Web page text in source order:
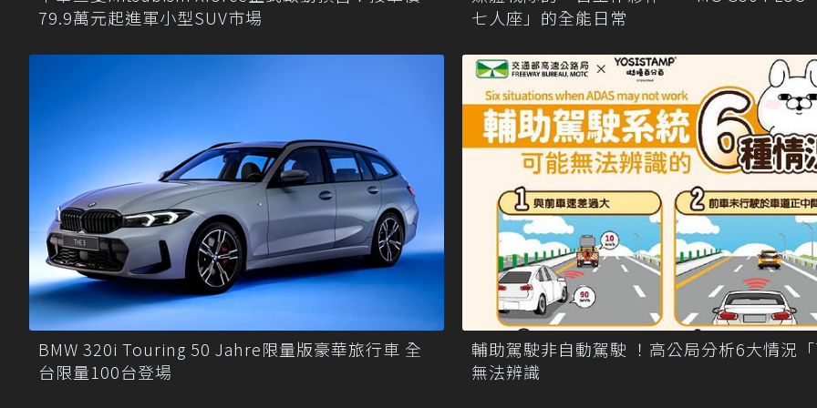
79.9萬元起進軍小型SUV市場
七人座」的全能日常
BMW 320i Touring 50 Jahre限量版豪華旅行車 全
台限量100台登場
輔助駕駛非自動駕駛 ！高公局分析6大情況
無法辨識